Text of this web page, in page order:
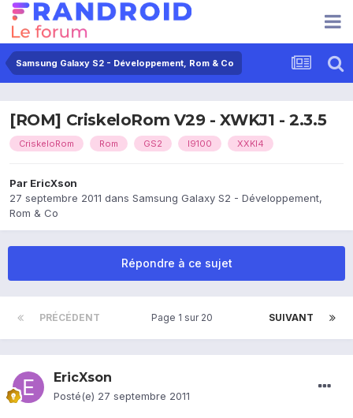
Samsung Galaxy S2 - Développement, Rom & Co
[ROM] CriskeloRom V29 - XWKJ1 - 2.3.5
CriskeloRom Rom GS2 I9100 XXKI4
Par EricXson
27 septembre 2011 dans Samsung Galaxy S2 - Développement,
Rom & Co
Répondre à ce sujet
PRÉCÉDENT SUIVANT
Page 1 sur 20
EricXson
Posté(e) 27 septembre 2011